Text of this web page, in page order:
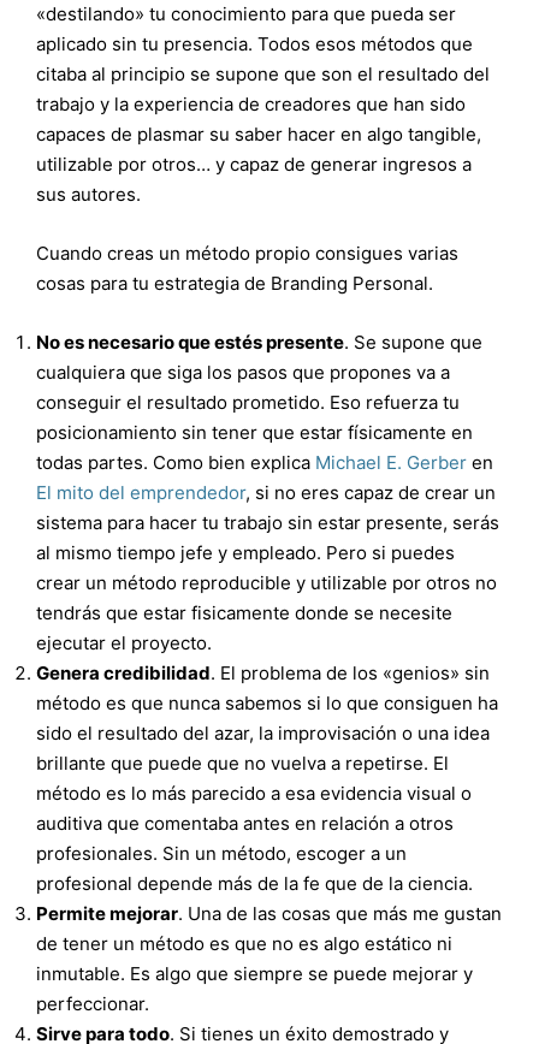
«destilando» tu conocimiento para que pueda ser
aplicado sin tu presencia. Todos esos métodos que
citaba al principio se supone que son el resultado del
trabajo y la experiencia de creadores que han sido
capaces de plasmar su saber hacer en algo tangible,
utilizable por otros… y capaz de generar ingresos a
sus autores.
Cuando creas un método propio consigues varias
cosas para tu estrategia de Branding Personal.
No es necesario que estés presente. Se supone que
cualquiera que siga los pasos que propones va a
conseguir el resultado prometido. Eso refuerza tu
posicionamiento sin tener que estar físicamente en
todas partes. Como bien explica Michael E. Gerber en
El mito del emprendedor, si no eres capaz de crear un
sistema para hacer tu trabajo sin estar presente, serás
al mismo tiempo jefe y empleado. Pero si puedes
crear un método reproducible y utilizable por otros no
tendrás que estar fisicamente donde se necesite
ejecutar el proyecto.
Genera credibilidad. El problema de los «genios» sin
método es que nunca sabemos si lo que consiguen ha
sido el resultado del azar, la improvisación o una idea
brillante que puede que no vuelva a repetirse. El
método es lo más parecido a esa evidencia visual o
auditiva que comentaba antes en relación a otros
profesionales. Sin un método, escoger a un
profesional depende más de la fe que de la ciencia.
Permite mejorar. Una de las cosas que más me gustan
de tener un método es que no es algo estático ni
inmutable. Es algo que siempre se puede mejorar y
perfeccionar.
Sirve para todo. Si tienes un éxito demostrado y